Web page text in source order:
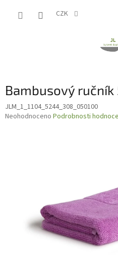
CZK
Bambusový ručník
JLM_1_1104_5244_308_050100
Průměrné
Neohodnoceno Podrobnosti